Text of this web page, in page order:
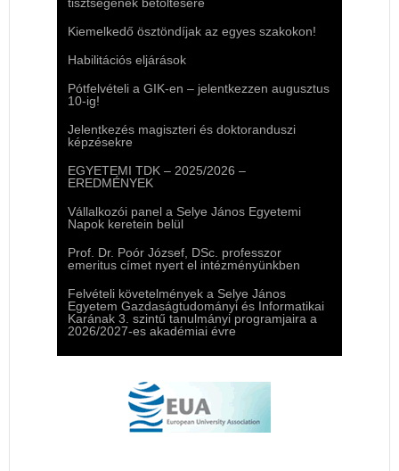
Kiemelkedő ösztöndíjak az egyes szakokon!
Habilitációs eljárások
Pótfelvételi a GIK-en – jelentkezzen augusztus
10-ig!
Jelentkezés magiszteri és doktoranduszi
képzésekre
EGYETEMI TDK – 2025/2026 –
EREDMÉNYEK
Vállalkozói panel a Selye János Egyetemi
Napok keretein belül
Prof. Dr. Poór József, DSc. professzor
emeritus címet nyert el intézményünkben
Felvételi követelmények a Selye János
Egyetem Gazdaságtudományi és Informatikai
Karának 3. szintű tanulmányi programjaira a
2026/2027-es akadémiai évre